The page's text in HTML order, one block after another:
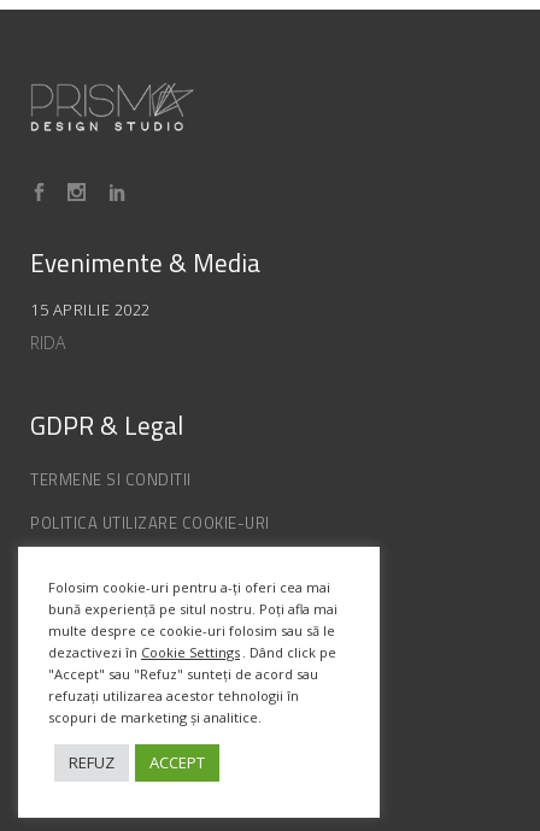
Evenimente & Media
15 APRILIE 2022
RIDA
GDPR & Legal
TERMENE SI CONDITII
POLITICA UTILIZARE COOKIE-URI
ANPC
Info Contact
Str. Semenic, Nr.1, Ap.5, Timisoara.
Telefon:(+4) 0747 066 701
Folosim cookie-uri pentru a-ți oferi cea mai
bună experiență pe situl nostru. Poți afla mai
multe despre ce cookie-uri folosim sau să le
dezactivezi în Cookie Settings . Dând click pe
"Accept" sau "Refuz" sunteți de acord sau
refuzați utilizarea acestor tehnologii în
scopuri de marketing și analitice.
REFUZ ACCEPT